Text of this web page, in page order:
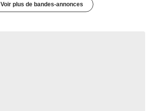
Voir plus de bandes-annonces